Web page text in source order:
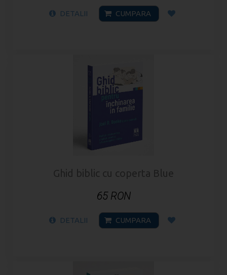
DETALII CUMPARA
Ghid biblic cu coperta Blue
65 RON
DETALII CUMPARA